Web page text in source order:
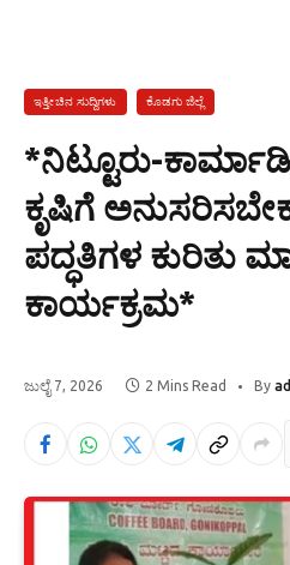
ಇತ್ತೀಚಿನ ಸುದ್ದಿಗಳು ಕೊಡಗು ಜಿಲ್ಲೆ
*ನಿಟ್ಟೂರು-
ಕೃಷಿಗೆ
ಪದ್ಧತಿಗಳ ಕುರಿತು
ಕಾರ್ಯಕ್ರಮ*
ಜುಲೈ 7, 2026 2 Mins Read By